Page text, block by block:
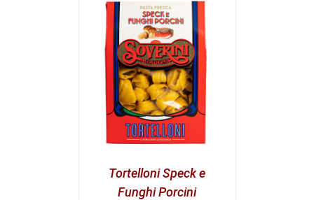
Tortelloni Speck e
Funghi Porcini